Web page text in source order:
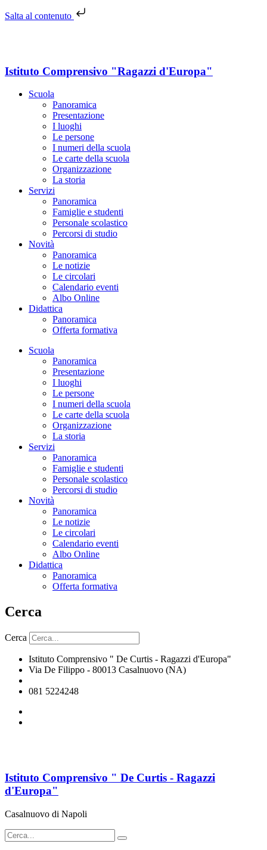
Salta al contenuto
Istituto Comprensivo "Ragazzi d'Europa"
Scuola
Panoramica
Presentazione
I luoghi
Le persone
I numeri della scuola
Le carte della scuola
Organizzazione
La storia
Servizi
Panoramica
Famiglie e studenti
Personale scolastico
Percorsi di studio
Novità
Panoramica
Le notizie
Le circolari
Calendario eventi
Albo Online
Didattica
Panoramica
Offerta formativa
Scuola
Panoramica
Presentazione
I luoghi
Le persone
I numeri della scuola
Le carte della scuola
Organizzazione
La storia
Servizi
Panoramica
Famiglie e studenti
Personale scolastico
Percorsi di studio
Novità
Panoramica
Le notizie
Le circolari
Calendario eventi
Albo Online
Didattica
Panoramica
Offerta formativa
Cerca
Cerca
Istituto Comprensivo " De Curtis - Ragazzi d'Europa"
Via De Filippo - 80013 Casalnuovo (NA)
081 5224248
Istituto Comprensivo " De Curtis - Ragazzi
d'Europa"
Casalnuovo di Napoli